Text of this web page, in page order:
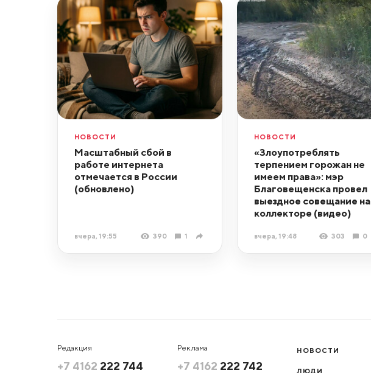
НОВОСТИ
Масштабный сбой в
работе интернета
отмечается в России
(обновлено)
вчера, 19:55 390 1
НОВОСТИ
«Злоупотреблять
терпением горожан не
имеем права»: мэр
Благовещенска провел
выездное совещание на
коллекторе (видео)
вчера, 19:48 303 0
Редакция
+7 4162 222 744
Реклама
+7 4162 222 742
НОВОСТИ
ЛЮДИ